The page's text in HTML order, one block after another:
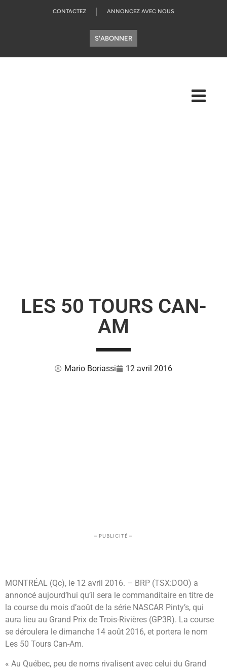
CONTACTEZ ANNONCEZ AVEC NOUS
S'ABONNER
LES 50 TOURS CAN-
AM
Mario Boriassi 12 avril 2016
– PUBLICITÉ –
MONTRÉAL (Qc), le 12 avril 2016. – BRP (TSX:DOO) a
annoncé aujourd’hui qu’il sera le commanditaire en titre de
la course du mois d’août de la série NASCAR Pinty’s, qui
aura lieu au Grand Prix de Trois-Rivières (GP3R). La course
se déroulera le dimanche 14 août 2016, et portera le nom
Les 50 Tours Can-Am.
« Au Québec, peu de noms rivalisent avec celui du Grand